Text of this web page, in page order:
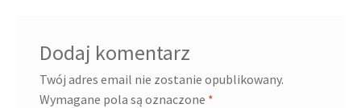
Dodaj komentarz
Twój adres email nie zostanie opublikowany.
Wymagane pola są oznaczone *